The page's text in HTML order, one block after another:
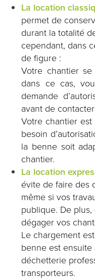
La location
permet de
durant la totalité
cependant, dans
de figure :
Votre chantier
dans ce cas,
demande
avant de
Votre chantier est
besoin
la benne soit
chantier.
La location
évite de faire des
même si vos
publique. De
dégager vos
Le chargement
benne est
déchetterie
transporteurs.